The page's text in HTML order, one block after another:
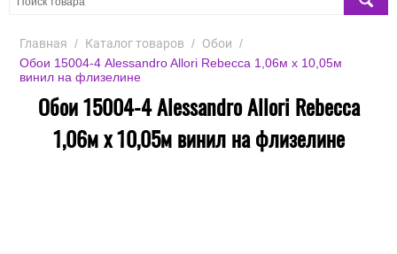
Главная / Каталог товаров / Обои /
Обои 15004-4 Alessandro Allori Rebecca 1,06м х 10,05м
винил на флизелине
Обои 15004-4 Alessandro Allori Rebecca
1,06м х 10,05м винил на флизелине